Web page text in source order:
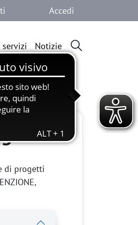
Menu profilo
Accedi
Notizie
di progetti